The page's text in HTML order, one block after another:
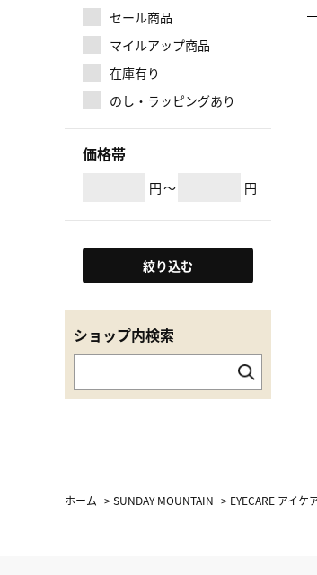
マイルアップ商品
セール商品
在庫有り
のし・ラッピングあり
価格帯
円～ 円
絞り込む
ショップ内検索
ホーム >SUNDAY MOUNTAIN > EYECARE アイケ